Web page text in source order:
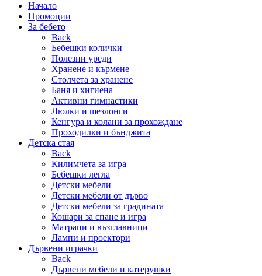
Начало
Промоции
За бебето
Back
Бебешки колички
Полезни уреди
Хранене и кърмене
Столчета за хранене
Баня и хигиена
Активни гимнастики
Люлки и шезлонги
Кенгура и колани за прохождане
Проходилки и бънджита
Детска стая
Back
Килимчета за игра
Бебешки легла
Детски мебели
Детски мебели от дърво
Детски мебели за градината
Кошари за спане и игра
Матраци и възглавници
Лампи и проектори
Дървени играчки
Back
Дървени мебели и катерушки